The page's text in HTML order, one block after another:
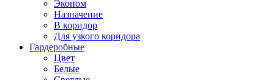
Эконом
Назначение
В коридор
Для узкого коридора
Гардеробные
Цвет
Белые